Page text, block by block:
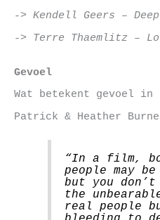
-> Kendell Geers –
-> Terre Thaemlitz –
Gevoel
Wat betekent gevoel in
Patrick & Heather
“In a film,
people may
but you
the
real people